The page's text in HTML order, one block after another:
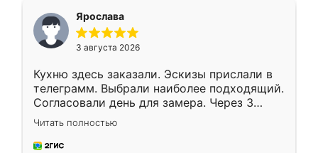
Ярослава
3 августа 2026
Кухню здесь заказали. Эскизы прислали в
телеграмм. Выбрали наиболее подходящий.
Согласовали день для замера. Через 3
недели кухня была уже готова. Остались
довольны работой. Спасибо Ренессанс
мебель за качественную работу!
Читать полностью